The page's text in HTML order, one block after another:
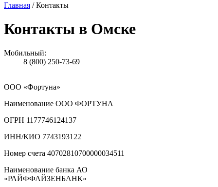
Главная / Контакты
Контакты в Омске
Мобильный:
8 (800) 250-73-69
ООО «Фортуна»
Наименование ООО ФОРТУНА
ОГРН 1177746124137
ИНН/КИО 7743193122
Номер счета 40702810700000034511
Наименование банка АО
«РАЙФФАЙЗЕНБАНК»